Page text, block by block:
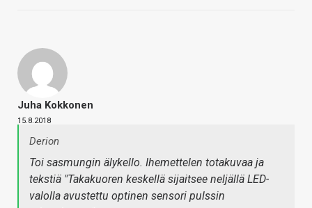
Juha Kokkonen
15.8.2018
Derion
Toi sasmungin älykello. Ihemettelen totakuvaa ja
tekstiä "Takakuoren keskellä sijaitsee neljällä LED-
valolla avustettu optinen sensori pulssin